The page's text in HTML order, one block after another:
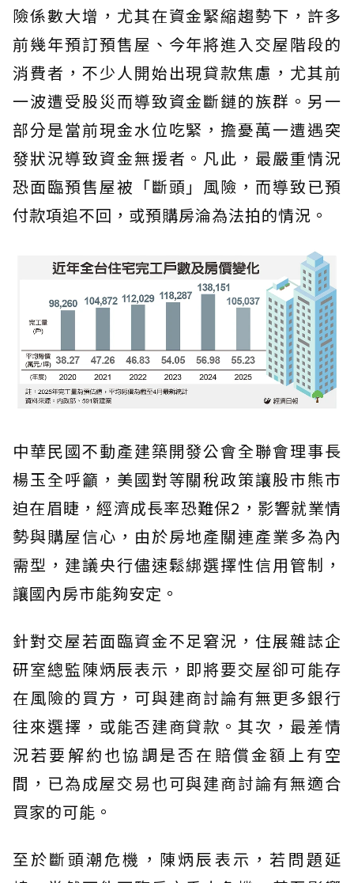
險係數大增，尤其在資金緊縮趨勢下，許多
前幾年預訂預售屋、今年將進入交屋階段的
消費者，不少人開始出現貸款焦慮，尤其前
一波遭受股災而導致資金斷鏈的族群。另一
部分是當前現金水位吃緊，擔憂萬一遭遇突
發狀況導致資金無援者。凡此，最嚴重情況
恐面臨預售屋被「斷頭」風險，而導致已預
付款項追不回，或預購房淪為法拍的情況。
中華民國不動產建築開發公會全聯會理事長
楊玉全呼籲，美國對等關稅政策讓股市熊市
迫在眉睫，經濟成長率恐難保2，影響就業情
勢與購屋信心，由於房地產關連產業多為內
需型，建議央行儘速鬆綁選擇性信用管制，
讓國內房市能夠安定。
針對交屋若面臨資金不足窘況，住展雜誌企
研室總監陳炳辰表示，即將要交屋卻可能存
在風險的買方，可與建商討論有無更多銀行
往來選擇，或能否建商貸款。其次，最差情
況若要解約也協調是否在賠償金額上有空
間，已為成屋交易也可與建商討論有無適合
買家的可能。
至於斷頭潮危機，陳炳辰表示，若問題延